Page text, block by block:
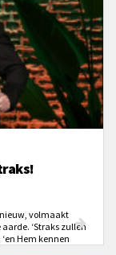
nieuw, volmaakt
‘Straks zullen
Hem kennen